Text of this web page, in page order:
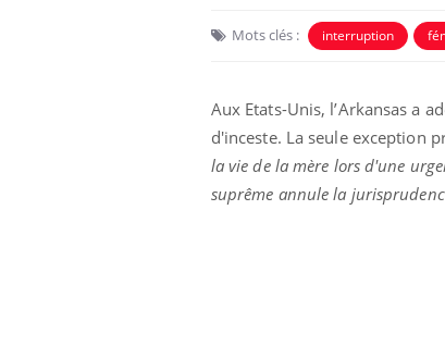
Mots clés : interruption
Aux Etats-Unis, l’Arkansas a
d'inceste. La seule exception
la vie de la mère lors d'une
suprême annule la